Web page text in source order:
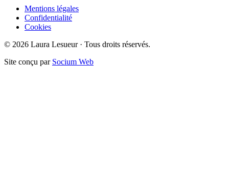
Mentions légales
Confidentialité
Cookies
© 2026 Laura Lesueur · Tous droits réservés.
Site conçu par Socium Web